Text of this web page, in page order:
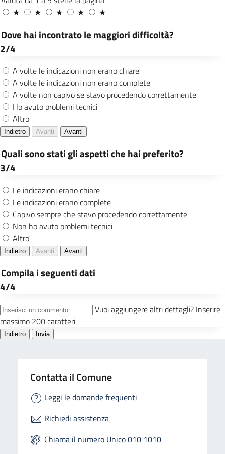
Contatta il Comune
Leggi le domande frequenti
Richiedi assistenza
Chiama il numero Unico 010 1010